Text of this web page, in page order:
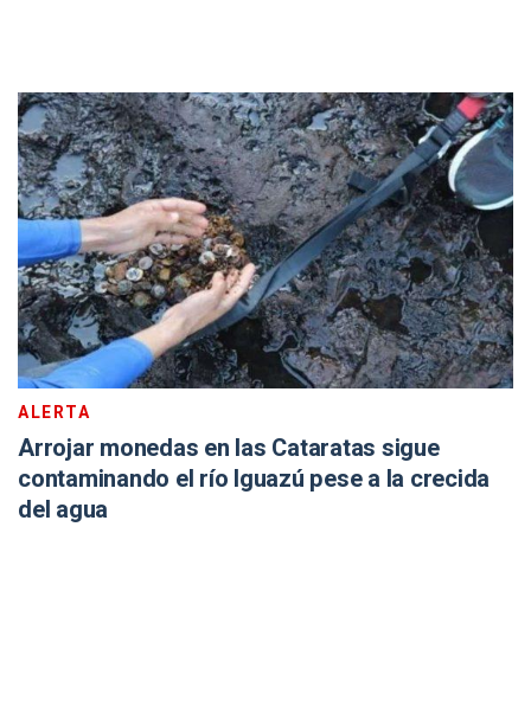
ALERTA
Arrojar monedas en las Cataratas sigue
contaminando el río Iguazú pese a la crecida
del agua